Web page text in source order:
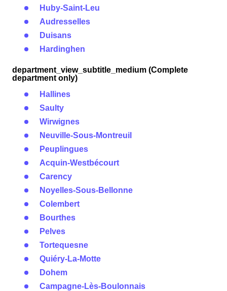
Huby-Saint-Leu
Audresselles
Duisans
Hardinghen
department_view_subtitle_medium (Complete
department only)
Hallines
Saulty
Wirwignes
Neuville-Sous-Montreuil
Peuplingues
Acquin-Westbécourt
Carency
Noyelles-Sous-Bellonne
Colembert
Bourthes
Pelves
Tortequesne
Quiéry-La-Motte
Dohem
Campagne-Lès-Boulonnais